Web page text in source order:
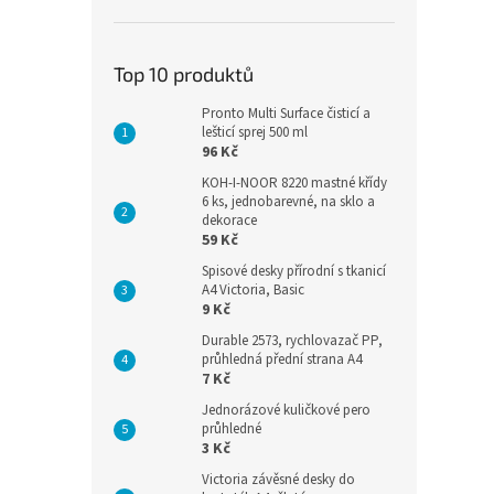
Top 10 produktů
Pronto Multi Surface čisticí a
lešticí sprej 500 ml
96 Kč
KOH-I-NOOR 8220 mastné křídy
6 ks, jednobarevné, na sklo a
dekorace
59 Kč
Spisové desky přírodní s tkanicí
A4 Victoria, Basic
9 Kč
Durable 2573, rychlovazač PP,
průhledná přední strana A4
7 Kč
Jednorázové kuličkové pero
průhledné
3 Kč
Victoria závěsné desky do